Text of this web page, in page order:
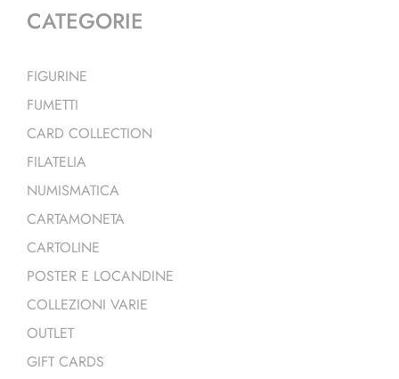
CATEGORIE
FIGURINE
FUMETTI
CARD COLLECTION
FILATELIA
NUMISMATICA
CARTAMONETA
CARTOLINE
POSTER E LOCANDINE
COLLEZIONI VARIE
OUTLET
GIFT CARDS